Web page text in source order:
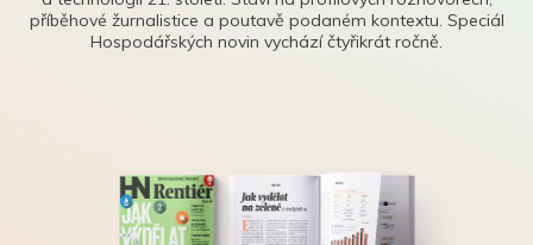
příběhové žurnalistice a poutavě podaném kontextu. Speciál
Hospodářských novin vychází čtyřikrát ročně.